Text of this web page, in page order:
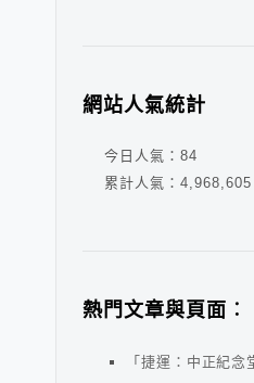
網站人氣統計
今日人氣： 84
累計人氣： 4,968,605
熱門文章與頁面︰
「捷運：中正紀